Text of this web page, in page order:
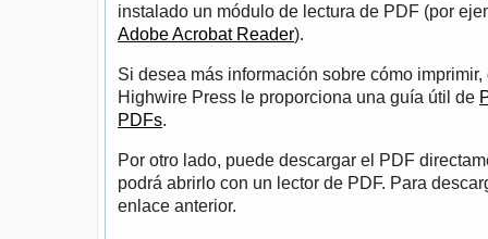
instalado un módulo de lectura de PDF (por
Adobe Acrobat Reader).
Si desea más información sobre cómo
Highwire Press le proporciona una guía útil de
PDFs.
Por otro lado, puede descargar el PDF
podrá abrirlo con un lector de PDF. Para
enlace anterior.